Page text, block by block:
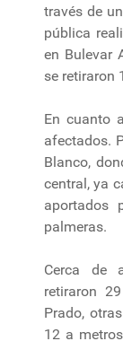
través de
pública
en Bulevar
se retiraron
En cuanto
afectados.
Blanco,
central, ya
aportados
palmeras.
Cerca de
retiraron
Prado,
12 a